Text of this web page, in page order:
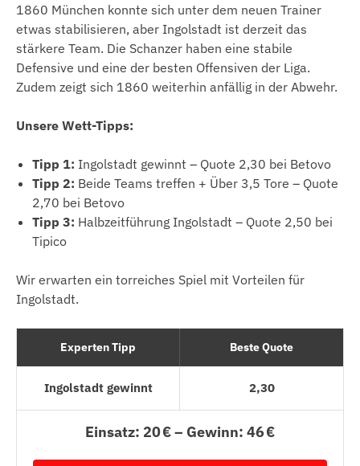
1860 München konnte sich unter dem neuen Trainer
etwas stabilisieren, aber Ingolstadt ist derzeit das
stärkere Team. Die Schanzer haben eine stabile
Defensive und eine der besten Offensiven der Liga.
Zudem zeigt sich 1860 weiterhin anfällig in der Abwehr.
Unsere Wett-Tipps:
Tipp 1: Ingolstadt gewinnt – Quote 2,30 bei Betovo
Tipp 2: Beide Teams treffen + Über 3,5 Tore – Quote
2,70 bei Betovo
Tipp 3: Halbzeitführung Ingolstadt – Quote 2,50 bei
Tipico
Wir erwarten ein torreiches Spiel mit Vorteilen für
Ingolstadt.
Experten Tipp Beste Quote
Ingolstadt gewinnt 2,30
Einsatz: 20 € – Gewinn: 46 €